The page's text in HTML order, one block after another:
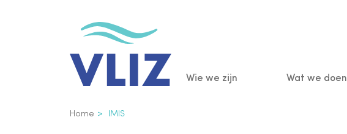
Main
Wie we zijn Wat we doen
Kruimelpad
Home IMIS